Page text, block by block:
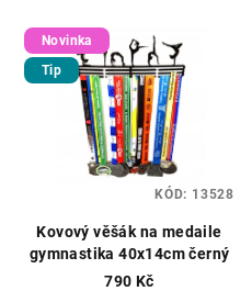
Novinka
Tip
Kovový věšák na medaile
gymnastika 40x14cm černý
790 Kč
KÓD: 13528